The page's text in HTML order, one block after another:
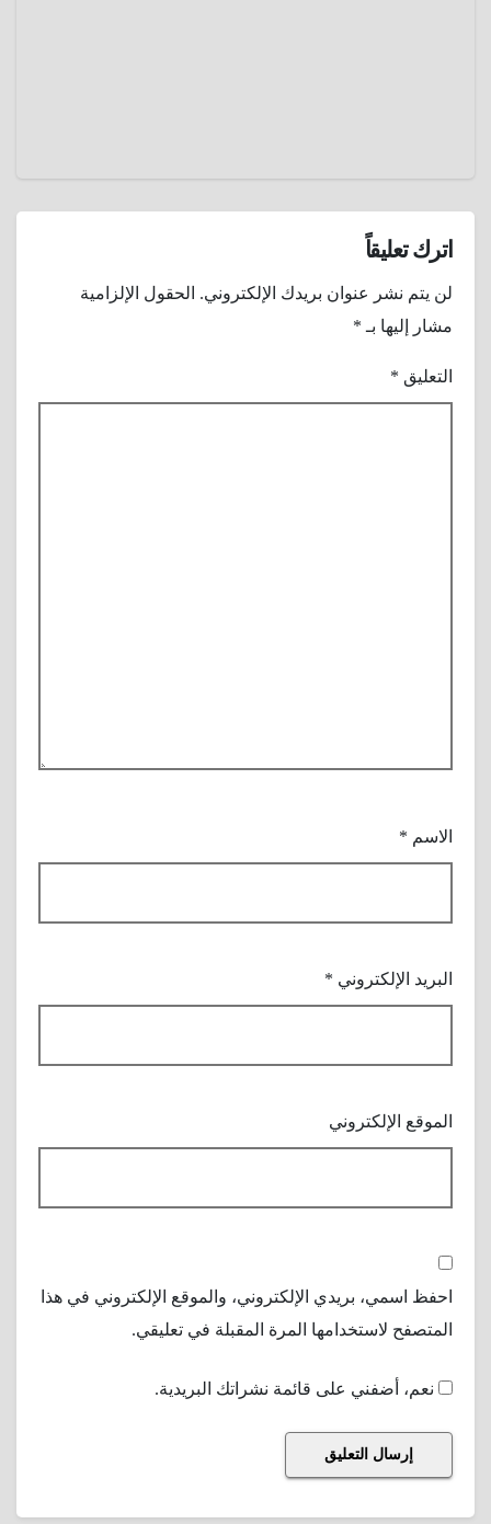
اترك تعليقاً
لن يتم نشر عنوان بريدك الإلكتروني. الحقول الإلزامية
مشار إليها بـ *
التعليق *
الاسم *
البريد الإلكتروني *
الموقع الإلكتروني
احفظ اسمي، بريدي الإلكتروني، والموقع الإلكتروني في هذا
المتصفح لاستخدامها المرة المقبلة في تعليقي.
نعم، أضفني على قائمة نشراتك البريدية.